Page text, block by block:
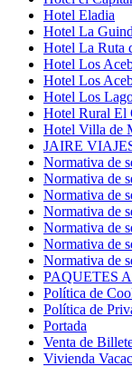
Hotel Eladia
Hotel La
Hotel La Ruta
Hotel Los
Hotel Los
Hotel Los
Hotel Rural El
Hotel Villa de
JAIRE
Normativa de
Normativa de
Normativa de
Normativa de
Normativa de
Normativa de
Normativa de
PAQUETES
Política de
Política de
Portada
Venta de
Vivienda